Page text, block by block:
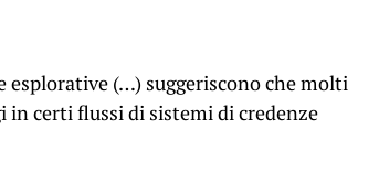
esplorative (…) suggeriscono che molti
in certi flussi di sistemi di credenze